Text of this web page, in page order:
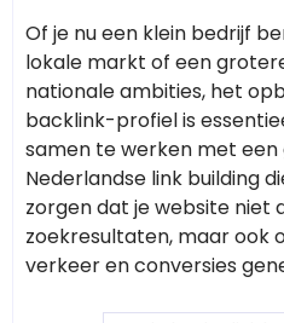
Of je nu een klein bedrijf
lokale markt of een
nationale ambities, het
backlink-profiel is
samen te werken met
Nederlandse link building
zorgen dat je website niet
zoekresultaten, maar ook
verkeer en conversies